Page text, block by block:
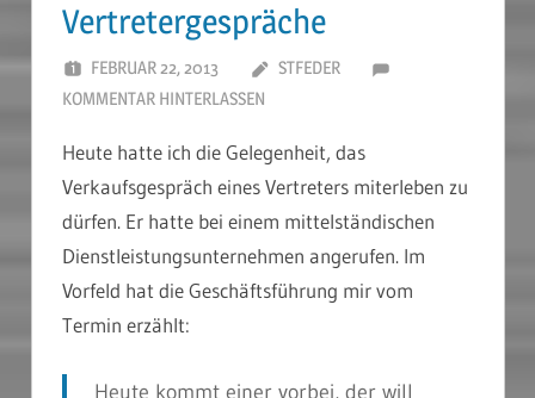
Vertretergespräche
FEBRUAR 22, 2013
STFEDER
KOMMENTAR HINTERLASSEN
Heute hatte ich die Gelegenheit, das
Verkaufsgespräch eines Vertreters miterleben zu
dürfen. Er hatte bei einem mittelständischen
Dienstleistungsunternehmen angerufen. Im
Vorfeld hat die Geschäftsführung mir vom
Termin erzählt:
Heute kommt einer vorbei, der will